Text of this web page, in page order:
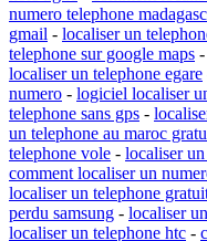
numero telephone
gmail - localiser un
telephone sur google maps -
localiser un telephone egare
numero - logiciel localiser
telephone sans gps -
un telephone au maroc
telephone vole - localiser
comment localiser un
localiser un telephone
perdu samsung - localiser
localiser un telephone htc -